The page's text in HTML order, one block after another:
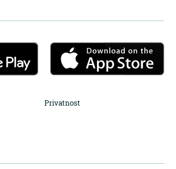
Privatnost